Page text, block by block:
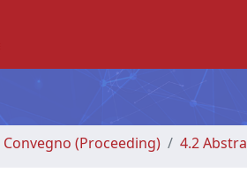
(Proceeding) 4.2